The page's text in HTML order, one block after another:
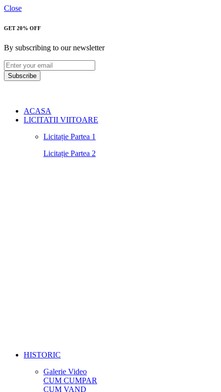
Close
GET 20% OFF
By subscribing to our newsletter
Subscribe
ACASA
LICITATII VIITOARE
Licitație Partea 1
Licitație Partea 2
HISTORIC
Galerie Video
CUM CUMPAR
CUM VAND